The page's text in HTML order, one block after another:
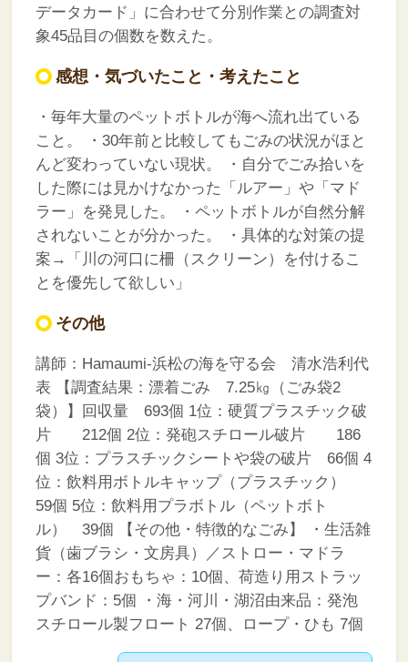
データカード」に合わせて分別作業との調査対
象45品目の個数を数えた。
感想・気づいたこと・考えたこと
・毎年大量のペットボトルが海へ流れ出ている
こと。
・30年前と比較してもごみの状況がほと
んど変わっていない現状。
・自分でごみ拾いを
した際には見かけなかった「ルアー」や「マド
ラー」を発見した。
・ペットボトルが自然分解
されないことが分かった。
・具体的な対策の提
案→「川の河口に柵（スクリーン）を付けるこ
とを優先して欲しい」
その他
講師：Hamaumi-浜松の海を守る会 清水浩利代
表
【調査結果：漂着ごみ 7.25㎏（ごみ袋2
袋）】回収量 693個 1位：硬質プラスチック破
片 212個 2位：発砲スチロール破片 186
個 3位：プラスチックシートや袋の破片 66個 4
位：飲料用ボトルキャップ（プラスチック）
59個 5位：飲料用プラボトル（ペットボト
ル） 39個 【その他・特徴的なごみ】
・生活雑
貨（歯ブラシ・文房具）／ストロー・マドラ
ー：各16個おもちゃ：10個、荷造り用ストラッ
プバンド：5個 ・海・河川・湖沼由来品：発泡
スチロール製フロート 27個、ロープ・ひも 7個